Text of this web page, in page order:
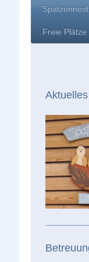
Spatzennest
Freie Plätze
Aktuelles